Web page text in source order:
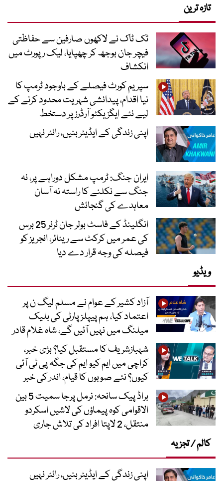
تازہ ترین
ٹک ٹاک نے لاکھوں صارفین سے حفاظتی
فیچر جان بوجھ کر چھپایا، لیک رپورٹ میں
انکشاف
سپریم کورٹ فیصلے کے باوجود ٹرمپ کا
نیا اقدام، پیدائشی شہریت محدود کرنے کے
لیے نئے ایگزیکٹو آرڈرز پر دستخط
اپنی زندگی کے ایڈیٹر بنیں، رائٹر نہیں
ایران جنگ: ٹرمپ مشکل دوراہے پر، نہ
جنگ سے نکلنے کا راستہ نہ آسان
معاہدے کی گنجائش
انگلینڈ کے فاسٹ بولر جان ٹرنر 25 برس
کی عمر میں کرکٹ سے ریٹائر، انجریز کو
فیصلہ کی وجہ قرار دے دیا
ویڈیو
آزاد کشیر کے عوام نے مسلم لیگ ن پر
اعتماد کیا، ہم پیپلز پارٹی کی بلیک
میلنگ میں نہیں آئیں گے، شاہ غلام قادر
شہبازشریف کا مستقبل کیا؟ بڑی خبر،
کراچی میں ایم کیو ایم کی جگہ پی ٹی آئی
کیوں؟ نئے صوبوں کا قیام، اندر کی خبر
براڈ پیک سانحہ: نرمل پرجا سمیت 5 بین
الاقوامی کوہ پیماؤں کی لاشیں اسکردو
منتقل، 2 لاپتا افراد کی تلاش جاری
کالم / تجزیہ
اپنی زندگی کے ایڈیٹر بنیں، رائٹر نہیں